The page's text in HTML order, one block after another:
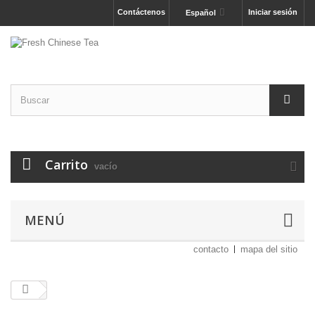
Iniciar sesión
Español
Contáctenos
Carrito vacío
MENÚ
contacto mapa del sitio